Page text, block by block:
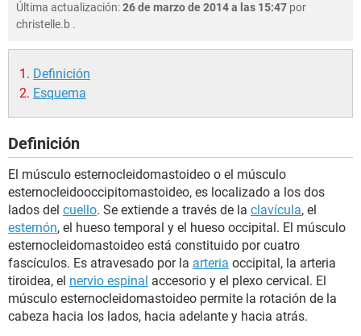
NUTRICIÓN
SEXUALIDAD
GLOSARIO
Última actualización:26 de marzo de 2014 a las 15:47 por
christelle.b .
Definición
Esquema
Definición
El músculo esternocleidomastoideo o el músculo
esternocleidooccipitomastoideo, es localizado a los dos
lados del cuello. Se extiende a través de la clavícula, el
esternón, el hueso temporal y el hueso occipital. El músculo
esternocleidomastoideo está constituido por cuatro
fascículos. Es atravesado por la arteria occipital, la arteria
tiroidea, el nervio espinal accesorio y el plexo cervical. El
músculo esternocleidomastoideo permite la rotación de la
cabeza hacia los lados, hacia adelante y hacia atrás.